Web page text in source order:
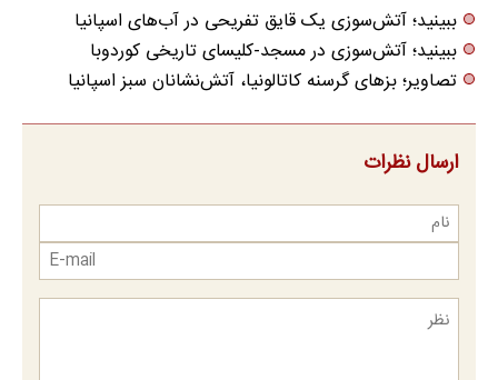
ببینید؛ آتش‌سوزی یک قایق تفریحی در آب‌های اسپانیا
ببینید؛ آتش‌سوزی در مسجد-کلیسای تاریخی کوردوبا
تصاویر؛ بزهای گرسنه کاتالونیا، آتش‌نشانان سبز اسپانیا
ارسال نظرات